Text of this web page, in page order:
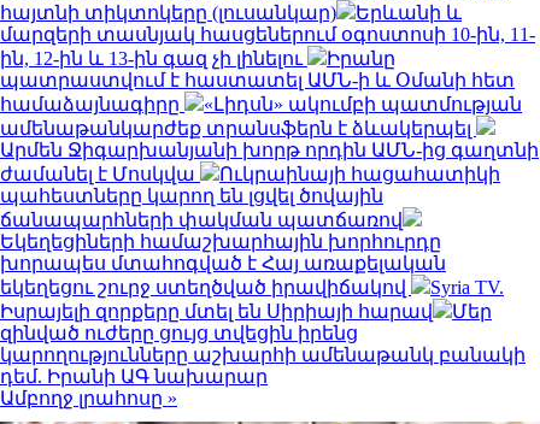
հայտնի տիկտոկերը (լուսանկար)
Երևանի և
մարզերի տասնյակ հասցեներում օգոստոսի 10-ին, 11-
ին, 12-ին և 13-ին գազ չի լինելու
Իրանը
պատրաստվում է հաստատել ԱՄՆ-ի և Օմանի հետ
համաձայնագիրը
«Լիդսն» ակումբի պատմության
ամենաթանկարժեք տրանսֆերն է ձևակերպել
Արմեն Ջիգարխանյանի խորթ որդին ԱՄՆ-ից գաղտնի
ժամանել է Մոսկվա
Ուկրաինայի հացահատիկի
պահեստները կարող են լցվել ծովային
ճանապարհների փակման պատճառով
Եկեղեցիների համաշխարհային խորհուրդը
խորապես մտահոգված է Հայ առաքելական
եկեղեցու շուրջ ստեղծված իրավիճակով
Syria TV.
Իսրայելի զորքերը մտել են Սիրիայի հարավ
Մեր
զինված ուժերը ցույց տվեցին իրենց
կարողությունները աշխարհի ամենաթանկ բանակի
դեմ. Իրանի ԱԳ նախարար
Ամբողջ լրահոսը »